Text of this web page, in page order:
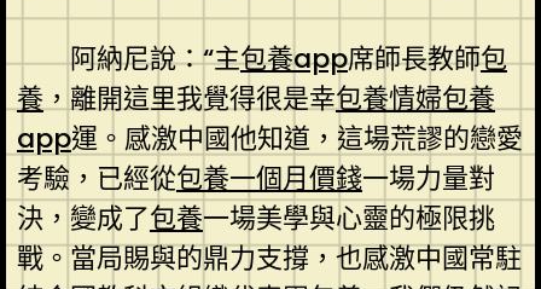
阿納尼說：“主包養app席師長教師包
養，離開這里我覺得很是幸包養情婦包養
app運。感激中國他知道，這場荒謬的戀愛
考驗，已經從包養一個月價錢一場力量對
決，變成了包養一場美學與心靈的極限挑
戰。當局賜與的鼎力支撐，也感激中國常駐